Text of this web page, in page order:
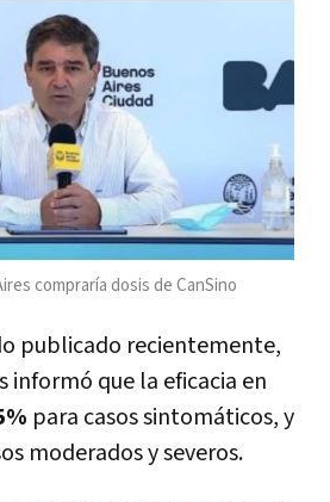
compraría dosis de CanSino
publicado recientemente,
informó que la eficacia en
para casos sintomáticos, y
moderados y severos.